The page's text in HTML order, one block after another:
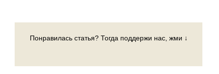
Понравилась статья? Тогда поддержи нас, жми ↓